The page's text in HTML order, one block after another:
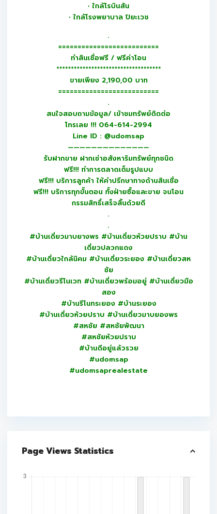
• ใกล้โรบินสัน
• ใกล้โรงพยาบาล ปิยะเวช
.
==========================
ทำสินเชื่อฟรี / ฟรีค่าโอน
************************************
ขายเพียง 2,190,00 บาท
==========================
.
สนใจสอบถามข้อมูล/ เข้าชมทรัพย์ติดต่อ
โทรเลย !!! 064-614-2994
Line ID : @udomsap
——————————————
รับฝากขาย ฝากเช่าอสังหาริมทรัพย์ทุกชนิด
ฟรี!!! ทำการตลาดเต็มรูปแบบ
ฟรี!!! บริการลูกค้า ให้คำปรึกษาทางด้านสินเชื่อ
ฟรี!!! บริการทุกขั้นตอน ทั้งฝ่ายซื้อและขาย จนโอน
กรรมสิทธิ์เสร็จสิ้นด้วยดี
.
.
#บ้านเดี่ยวมาบยางพร #บ้านเดี่ยวห้วยปราบ #บ้าน
เดี่ยวปลวกแดง
#บ้านเดี่ยวใกล้นิคม #บ้านเดี่ยวระยอง #บ้านเดี่ยวสห
ชัย
#บ้านเดี่ยวรีโนเวท #บ้านเดี่ยวพร้อมอยู่ #บ้านเดี่ยวมือ
สอง
#บ้านรีโนทระยอง #บ้านระยอง
#บ้านเดี่ยวห้วยปราบ #บ้านเดี่ยวมาบยองพร
#สหชัย #สหชัยพัฒนา
#สหชัยห้วยปราบ
#บ้านดีอยู่แล้วรวย
#udomsap
#udomsaprealestate
Page Views Statistics